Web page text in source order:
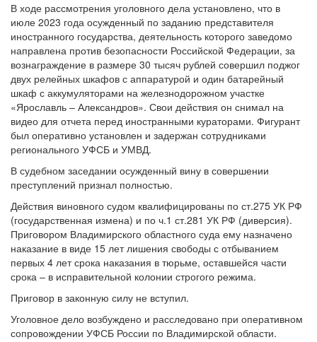
В ходе рассмотрения уголовного дела установлено, что в
июле 2023 года осужденный по заданию представителя
иностранного государства, деятельность которого заведомо
направлена против безопасности Российской Федерации, за
вознаграждение в размере 30 тысяч рублей совершил поджог
двух релейных шкафов с аппаратурой и один батарейный
шкаф с аккумуляторами на железнодорожном участке
«Ярославль – Александров». Свои действия он снимал на
видео для отчета перед иностранными кураторами. Фигурант
был оперативно установлен и задержан сотрудниками
регионального УФСБ и УМВД.
В судебном заседании осужденный вину в совершении
преступлений признал полностью.
Действия виновного судом квалифицированы по ст.275 УК РФ
(государственная измена) и по ч.1 ст.281 УК РФ (диверсия).
Приговором Владимирского областного суда ему назначено
наказание в виде 15 лет лишения свободы с отбыванием
первых 4 лет срока наказания в тюрьме, оставшейся части
срока – в исправительной колонии строгого режима.
Приговор в законную силу не вступил.
Уголовное дело возбуждено и расследовано при оперативном
сопровождении УФСБ России по Владимирской области.